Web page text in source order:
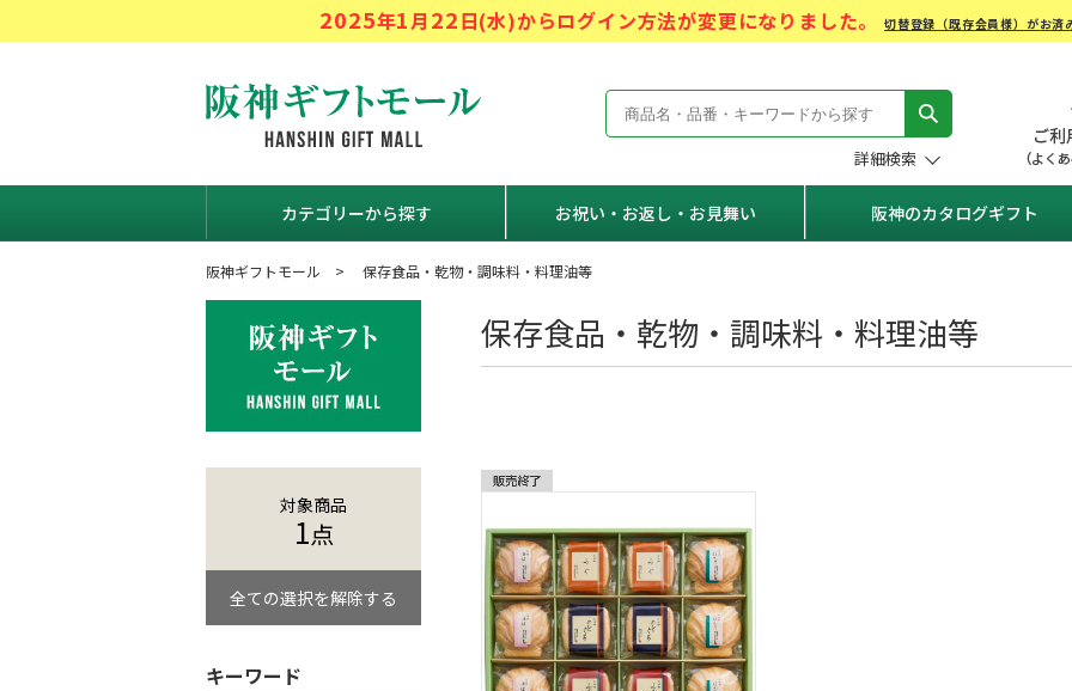
2025年1月22日(水)からログイン方法が変更になりました。切替登録（既存会員様）がお済
阪神ギフトモール Hanshin Gift Mall
詳細検索
カテゴリーから探す お祝い・お返し・お見舞い 阪神のカタログギフト
阪神ギフトモール 保存食品・乾物・調味料・料理油等
保存食品・乾物・調味料・料理油等
対象商品
1点
全ての選択を解除する
キーワード